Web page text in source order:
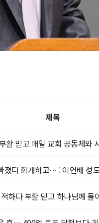
제목
활 믿고 매일 교회 공동체와
졌다 회개하고… : 이연배 성
하다 부활 믿고 하나님께 돌